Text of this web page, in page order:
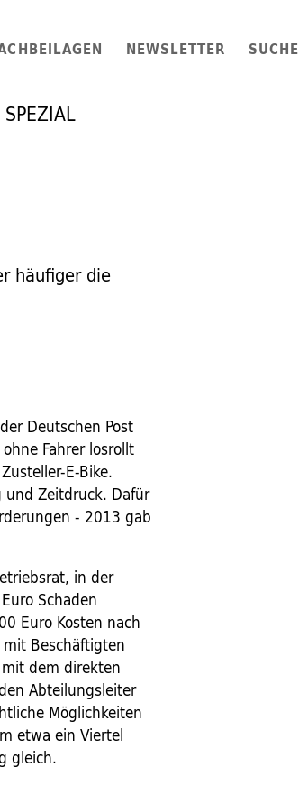
NEWSLETTER SUCHE
SPEZIAL
häufiger die
Deutschen Post
Fahrer losrollt
E-Bike.
und Zeitdruck. Dafür
- 2013 gab
in der
Schaden
Euro Kosten nach
Beschäftigten
dem direkten
Abteilungsleiter
Möglichkeiten
etwa ein Viertel
gleich.